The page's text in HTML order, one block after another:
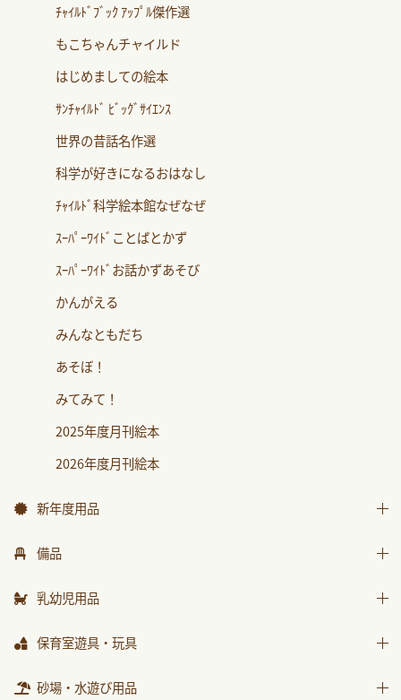
ﾁｬｲﾙﾄﾞﾌﾞｯｸ ｱｯﾌﾟﾙ傑作選
もこちゃんチャイルド
はじめましての絵本
ｻﾝﾁｬｲﾙﾄﾞ ﾋﾞｯｸﾞｻｲｴﾝｽ
世界の昔話名作選
科学が好きになるおはなし
ﾁｬｲﾙﾄﾞ科学絵本館なぜなぜ
ｽｰﾊﾟｰﾜｲﾄﾞことばとかず
ｽｰﾊﾟｰﾜｲﾄﾞお話かずあそび
かんがえる
みんなともだち
あそぼ！
みてみて！
2025年度月刊絵本
2026年度月刊絵本
新年度用品
出席帳・シール
ワーク
画帳・おもいで
備品
椅子
収納用品
環境備品
乳幼児用品
乳幼児備品
保育室遊具・玩具
ままごと
砂場・水遊び用品